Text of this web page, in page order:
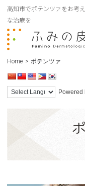
高知市でポテンツァをお考
な治療を
Home > ポテンツァ
Powered